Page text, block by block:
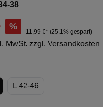
38
%
11,99 €* (25.1% gespart)
MwSt. zzgl. Versandkosten
L 42-46